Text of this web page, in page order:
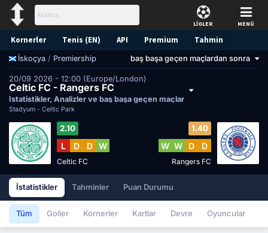
LİGLER MENÜ
Kornerler Tenis (EN) API Premium Tahmin
İskoçya / Premiership baş başa geçen maçlardan sonra
20/09 2026 - 12:00 (Europe/London)
Celtic FC - Rangers FC
İstatistikler, Analizler ve baş başa geçen maçlar
Stadyum - Celtic Park
2.10
L D D W
Celtic FC
1.40
W W D D
Rangers FC
İstatistikler Tahminler Puan Durumu
Tüm Goller Kornerler Kartlar Devre Oyuncular